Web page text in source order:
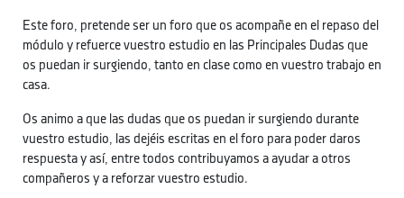
Este foro, pretende ser un foro que os acompañe en el repaso del
módulo y refuerce vuestro estudio en las Principales Dudas que
os puedan ir surgiendo, tanto en clase como en vuestro trabajo en
casa.
Os animo a que las dudas que os puedan ir surgiendo durante
vuestro estudio, las dejéis escritas en el foro para poder daros
respuesta y así, entre todos contribuyamos a ayudar a otros
compañeros y a reforzar vuestro estudio.